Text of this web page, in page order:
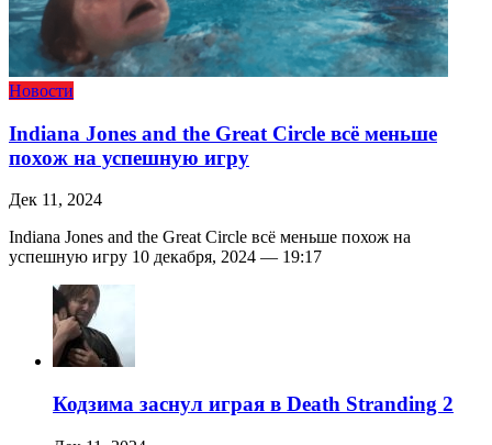
Новости
Indiana Jones and the Great Circle всё меньше
похож на успешную игру
Дек 11, 2024
Indiana Jones and the Great Circle всё меньше похож на
успешную игру 10 декабря, 2024 — 19:17
Кодзима заснул играя в Death Stranding 2